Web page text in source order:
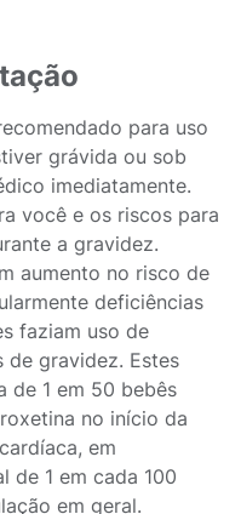
para uso
grávida ou sob
imediatamente.
você e os riscos para
a gravidez.
aumento no risco de
deficiências
faziam uso de
de gravidez. Estes
de 1 em 50 bebês
no início da
em
de 1 em cada 100
em geral.